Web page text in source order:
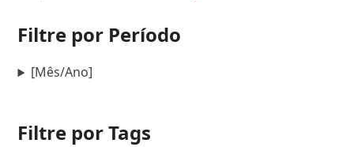
Filtre por Período
[Mês/Ano]
Filtre por Tags